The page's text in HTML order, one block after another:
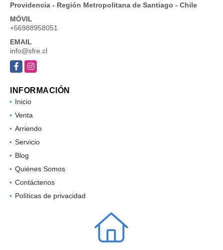
Providencia - Región Metropolitana de Santiago - Chile
MÓVIL
+56988958051
EMAIL
info@sfre.cl
FacebookInstagram
INFORMACIÓN
Inicio
Venta
Arriendo
Servicio
Blog
Quiénes Somos
Contáctenos
Políticas de privacidad